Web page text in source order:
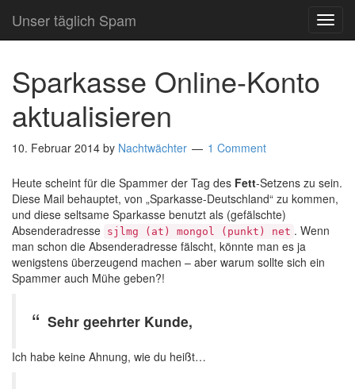
Unser täglich Spam
Sparkasse Online-Konto
aktualisieren
10. Februar 2014 by Nachtwächter 1 Comment
Heute scheint für die Spammer der Tag des Fett-Setzens zu sein.
Diese Mail behauptet, von „Sparkasse-Deutschland“ zu kommen,
und diese seltsame Sparkasse benutzt als (gefälschte)
Absenderadresse sjlmg (at) mongol (punkt) net . Wenn
man schon die Absenderadresse fälscht, könnte man es ja
wenigstens überzeugend machen – aber warum sollte sich ein
Spammer auch Mühe geben?!
Sehr geehrter Kunde,
Ich habe keine Ahnung, wie du heißt…